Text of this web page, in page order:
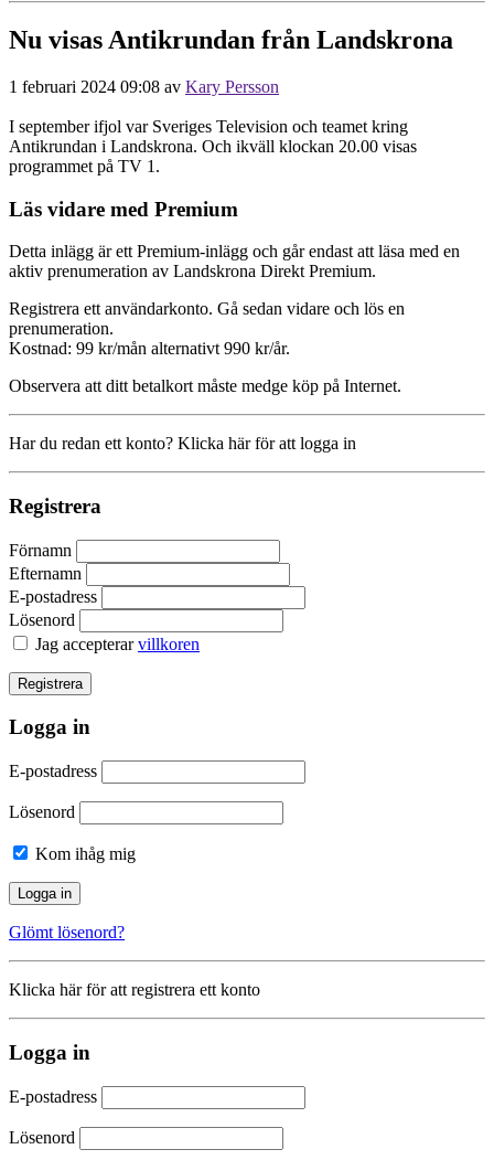
Nu visas Antikrundan från Landskrona
1 februari 2024 09:08 av Kary Persson
I september ifjol var Sveriges Television och teamet kring
Antikrundan i Landskrona. Och ikväll klockan 20.00 visas
programmet på TV 1.
Läs vidare med Premium
Detta inlägg är ett Premium-inlägg och går endast att läsa med en
aktiv prenumeration av Landskrona Direkt Premium.
Registrera ett användarkonto. Gå sedan vidare och lös en
prenumeration.
Kostnad: 99 kr/mån alternativt 990 kr/år.
Observera att ditt betalkort måste medge köp på Internet.
Har du redan ett konto? Klicka här för att logga in
Registrera
Förnamn
Efternamn
E-postadress
Lösenord
Jag accepterarvillkoren
Logga in
E-postadress
Lösenord
Kom ihåg mig
Glömt lösenord?
Klicka här för att registrera ett konto
Logga in
E-postadress
Lösenord